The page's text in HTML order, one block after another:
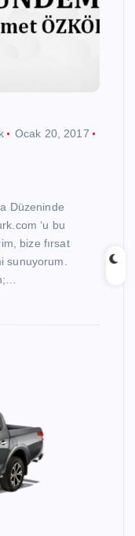
Ocak 20, 2017
Düzeninde
‘u bu
bize fırsat
sunuyorum.